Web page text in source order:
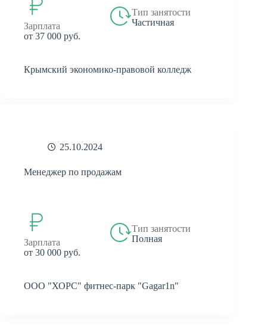
Зарплата
от 37 000 руб.
Тип занятости
Частичная
Крымский экономико-правовой колледж
25.10.2024
Менеджер по продажам
Зарплата
от 30 000 руб.
Тип занятости
Полная
ООО "ХОРС" фитнес-парк "Gagar1n"